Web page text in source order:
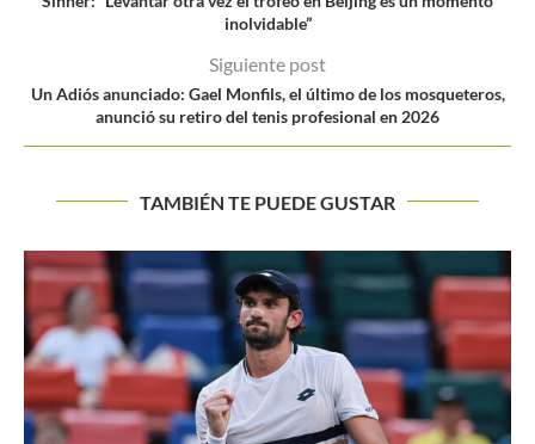
inolvidable”
Siguiente post
Un Adiós anunciado: Gael Monfils, el último de los mosqueteros,
anunció su retiro del tenis profesional en 2026
TAMBIÉN TE PUEDE GUSTAR